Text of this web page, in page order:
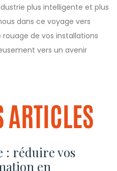
plus intelligente et plus
dans ce voyage vers
de vos installations
vers un avenir
ARTICLES
: réduire vos
en